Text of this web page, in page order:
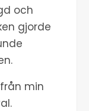
och
gjorde
min